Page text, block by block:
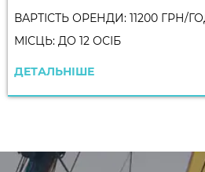
ВАРТІСТЬ ОРЕНДИ: 11200 ГРН/
МІСЦЬ: ДО 12 ОСІБ
ДЕТАЛЬНІШЕ